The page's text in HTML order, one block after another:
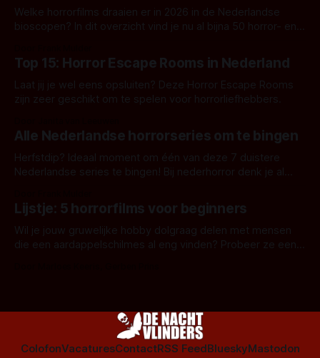
Welke horrorfilms draaien er in 2026 in de Nederlandse
bioscopen? In dit overzicht vind je nu al bijna 50 horror- en
Top 15: Horror Escape Rooms in Nederland
Laat jij je wel eens opsluiten? Deze Horror Escape Rooms
zijn zeer geschikt om te spelen voor horrorliefhebbers.
Alle Nederlandse horrorseries om te bingen
Herfstdip? Ideaal moment om één van deze 7 duistere
Nederlandse series te bingen! Bij nederhorror denk je al
Amsterdamned of The Johnsons. Maar Nederlandse horror
is niet beperkt tot films. Hier een aantal Nederlandse tv-
series uit het duistere of horrorgenre. Als
Lijstje: 5 horrorfilms voor beginners
Wil je jouw gruwelijke hobby dolgraag delen met mensen
die een aardappelschilmes al eng vinden? Probeer ze eens
ColofonVacaturesContactRSS FeedBlueskyMastodon